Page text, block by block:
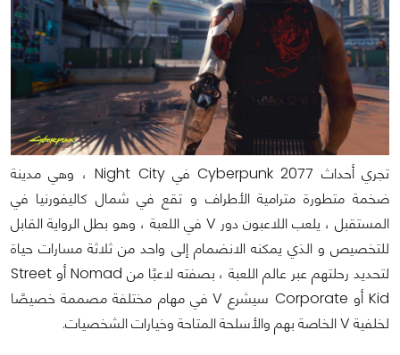
تجري أحداث Cyberpunk 2077 في Night City ، وهي مدينة
ضخمة متطورة مترامية الأطراف و تقع في شمال كاليفورنيا في
المستقبل ، يلعب اللاعبون دور V في اللعبة ، وهو بطل الرواية القابل
للتخصيص و الذي يمكنه الانضمام إلى واحد من ثلاثة مسارات حياة
لتحديد رحلتهم عبر عالم اللعبة ، بصفته لاعبًا من Nomad أو Street
Kid أو Corporate سيشرع V في مهام مختلفة مصممة خصيصًا
لخلفية V الخاصة بهم والأسلحة المتاحة وخيارات الشخصيات.